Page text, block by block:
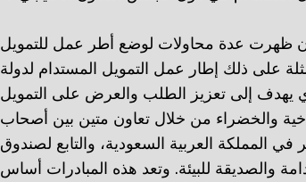
ظهرت عدة محاولات لوضع أطر عمل للتمويل
على ذلك إطار عمل التمويل المستدام لدولة
المتحدة 2021-2031، والذي يهدف إلى تعزيز الطلب والعرض على التمويل
والخضراء من خلال تعاون متين بين أصحاب
المملكة العربية السعودية، والتابع لصندوق
والصديقة للبيئة. وتعد هذه المبادرات أساس